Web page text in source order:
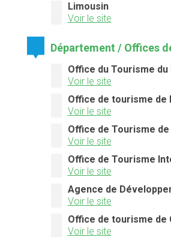
Limousin
Voir le site
Département / Offices
Office du Tourisme du
Voir le site
Office de tourisme de
Voir le site
Office de Tourisme
Voir le site
Office de Tourisme
Voir le site
Agence de
Voir le site
Office de tourisme de
Voir le site